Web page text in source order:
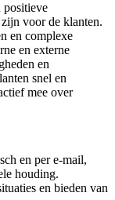
positieve
voor de klanten.
en complexe
en externe
en
snel en
mee over
en per e-mail,
houding.
en bieden van